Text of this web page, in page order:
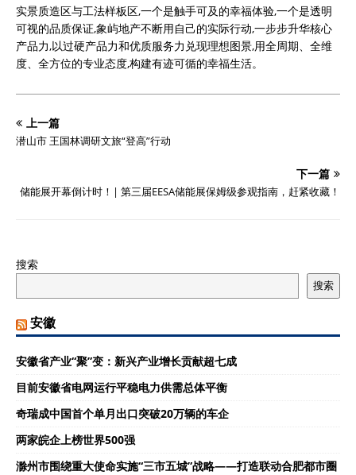
实景质造区与工法样板区,一个是触手可及的幸福体验,一个是透明
可视的品质保证,象屿地产不断用自己的实际行动,一步步升华核心
产品力,以过硬产品力和优质服务力兑现理想图景,用全周期、全维
度、全方位的专业态度,构建有迹可循的幸福生活。
上一篇
潜山市 王国林调研文旅“登高”行动
下一篇
储能展开幕倒计时！| 第三届EESA储能展保姆级参观指南，赶紧收藏！
搜索
搜索
安徽
安徽省产业“聚”变：新兴产业增长贡献超七成
目前安徽省电网运行平稳电力供需总体平衡
奇瑞成中国首个单月出口突破20万辆的车企
两家皖企上榜世界500强
滁州市围绕重大使命实施“三市五城”战略——打造联动合肥都市圈